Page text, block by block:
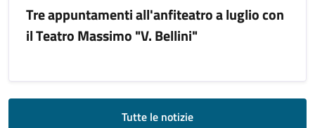
Tre appuntamenti all'anfiteatro a luglio con
il Teatro Massimo "V. Bellini"
Tutte le notizie